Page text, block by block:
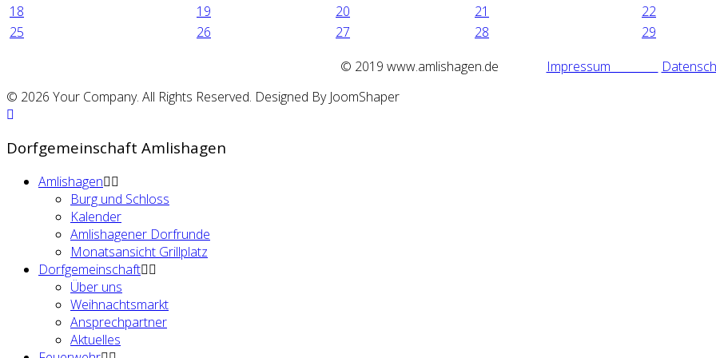
18
19 20 21 22
25
26 27 28 29
© 2019 www.amlishagen.de Impressum
© 2026 Your Company. All Rights Reserved. Designed By JoomShaper
Dorfgemeinschaft Amlishagen
Amlishagen
Burg und Schloss
Kalender
Amlishagener Dorfrunde
Monatsansicht Grillplatz
Dorfgemeinschaft
Über uns
Weihnachtsmarkt
Ansprechpartner
Aktuelles